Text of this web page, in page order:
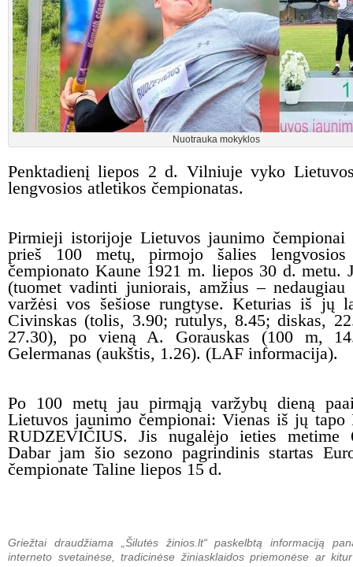
Nuotrauka mokyklos
Penktadienį liepos 2 d. Vilniuje vyko
lengvosios atletikos čempionatas.
Pirmieji istorijoje Lietuvos jaunimo čempionai
prieš 100 metų, pirmojo šalies lengvosios
čempionato Kaune 1921 m. liepos 30 d. metu.
(tuomet vadinti juniorais, amžius – nedaugiau
varžėsi vos šešiose rungtyse. Keturias iš jų
Civinskas (tolis, 3.90; rutulys, 8.45; diskas,
27.30), po vieną A. Gorauskas (100 m,
Gelermanas (aukštis, 1.26). (LAF informacija).
Po 100 metų jau pirmąją varžybų dieną
Lietuvos jaunimo čempionai: Vienas iš jų
RUDZEVIČIUS. Jis nugalėjo ieties metime
Dabar jam šio sezono pagrindinis startas
čempionate Taline liepos 15 d.
Griežtai draudžiama „Šilutės žinios.lt“ paskelbtą informaciją
interneto svetainėse, tradicinėse žiniasklaidos priemonėse ar